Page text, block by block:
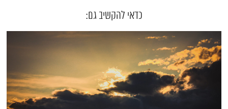
כדאי להקשיב גם: